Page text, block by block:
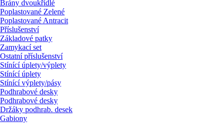
Brány dvoukřídlé
Poplastované Zelené
Poplastované Antracit
Příslušenství
Základové patky
Zamykací set
Ostatní příslušenství
Stínící úplety/výplety
Stínící úplety
Stínící výplety/pásy
Podhrabové desky
Podhrabové desky
Držáky podhrab. desek
Gabiony